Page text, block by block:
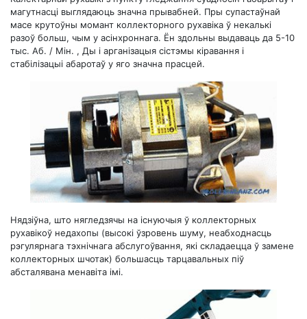
магутнасці выглядаюць значна прывабней. Пры супастаўнай
масе крутоўны момант коллекторного рухавіка ў некалькі
разоў больш, чым у асінхроннага. Ён здольны выдаваць да 5-10
тыс. Аб. / Мін. , Ды і арганізацыя сістэмы кіравання і
стабілізацыі абаротаў у яго значна прасцей.
Нядзіўна, што нягледзячы на ​​існуючыя ў коллекторных
рухавікоў недахопы (высокі ўзровень шуму, неабходнасць
рэгулярнага тэхнічнага абслугоўвання, які складаецца ў замене
коллекторных шчотак) большасць тарцавальных піў
абсталявана менавіта імі.